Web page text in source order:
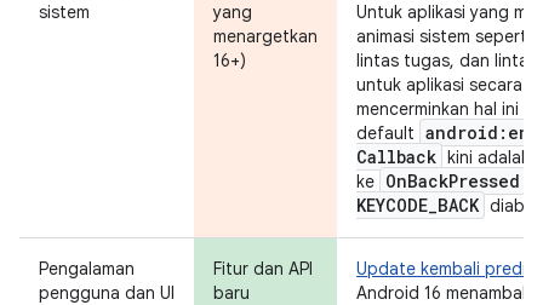
sistem
yang
menargetkan
16+)
Untuk aplikasi yang
animasi sistem seperti
lintas tugas, dan lintas
untuk aplikasi secara
mencerminkan hal ini
default
Callback kini adalah
ke OnBackPressed
KEYCODE_BACK
Pengalaman
pengguna dan UI
Fitur dan API
baru
Update kembali
Android 16